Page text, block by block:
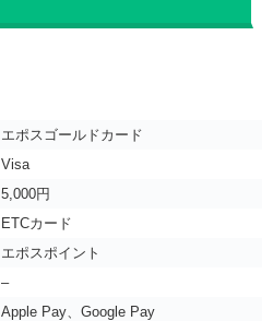
エポスゴールドカード
Visa
5,000円
ETCカード
エポスポイント
–
Apple Pay、Google Pay